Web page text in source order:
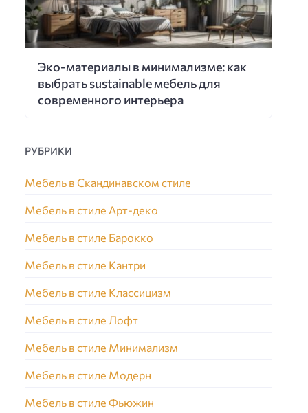
Эко-материалы в минимализме: как
выбрать sustainable мебель для
современного интерьера
РУБРИКИ
Мебель в Скандинавском стиле
Мебель в стиле Арт-деко
Мебель в стиле Барокко
Мебель в стиле Кантри
Мебель в стиле Классицизм
Мебель в стиле Лофт
Мебель в стиле Минимализм
Мебель в стиле Модерн
Мебель в стиле Фьюжин